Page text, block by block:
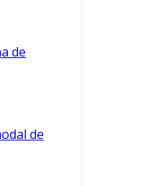
de
de